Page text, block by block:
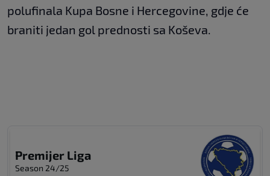
polufinala Kupa Bosne i Hercegovine, gdje će
braniti jedan gol prednosti sa Koševa.
Premijer Liga
Season 24/25